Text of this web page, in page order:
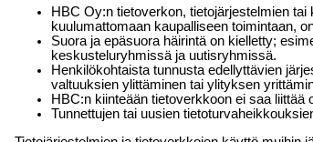
HBC Oy:n tietoverkon, tietojärjestelmien
kuulumattomaan kaupalliseen toimintaan,
Suora ja epäsuora häirintä on kielletty;
keskusteluryhmissä ja uutisryhmissä.
Henkilökohtaista tunnusta edellyttävien
valtuuksien ylittäminen tai ylityksen
HBC:n kiinteään tietoverkkoon ei saa liittää
Tunnettujen tai uusien